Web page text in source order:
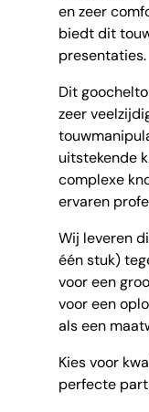
en zeer
biedt dit
presentaties.
Dit
zeer
uitstekende
complexe
ervaren
Wij leveren
één stuk)
voor een
voor een
als een
Kies voor
perfecte